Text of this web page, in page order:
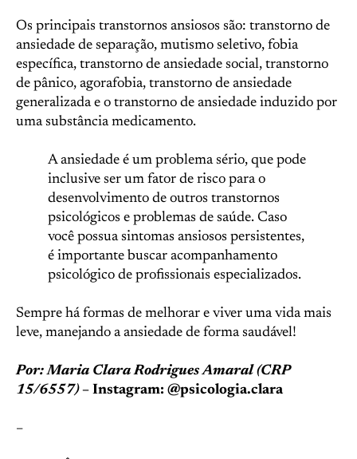
Os principais transtornos ansiosos são: transtorno de
ansiedade de separação, mutismo seletivo, fobia
específica, transtorno de ansiedade social, transtorno
de pânico, agorafobia, transtorno de ansiedade
generalizada e o transtorno de ansiedade induzido por
uma substância medicamento.
A ansiedade é um problema sério, que pode
inclusive ser um fator de risco para o
desenvolvimento de outros transtornos
psicológicos e problemas de saúde. Caso
você possua sintomas ansiosos persistentes,
é importante buscar acompanhamento
psicológico de profissionais especializados.
Sempre há formas de melhorar e viver uma vida mais
leve, manejando a ansiedade de forma saudável!
Por: Maria Clara Rodrigues Amaral (CRP
15/6557)– Instagram: @psicologia.clara
–